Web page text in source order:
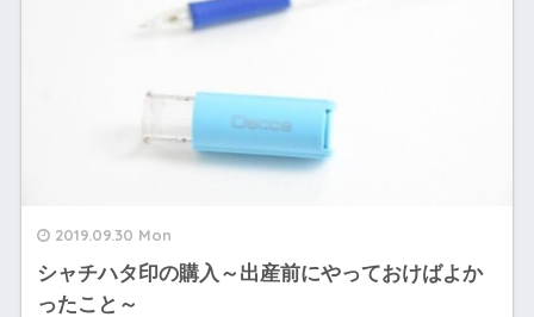
2019.09.30 Mon
シャチハタ印の購入～出産前にやっておけばよか
ったこと～